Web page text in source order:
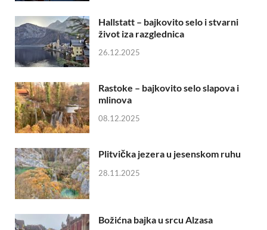
Hallstatt – bajkovito selo i stvarni
život iza razglednica
26.12.2025
Rastoke – bajkovito selo slapova i
mlinova
08.12.2025
Plitvička jezera u jesenskom ruhu
28.11.2025
Božićna bajka u srcu Alzasa